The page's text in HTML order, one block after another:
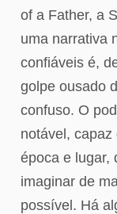
of a Father, a
uma narrativa
confiáveis é,
golpe ousado
confuso. O
notável,
época e lugar,
imaginar de
possível. Há